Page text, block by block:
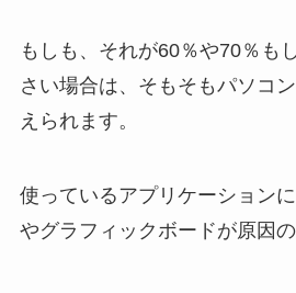
もしも、それが60％や70％も
さい場合は、そもそもパソコ
えられます。
使っているアプリケーション
やグラフィックボードが原因の